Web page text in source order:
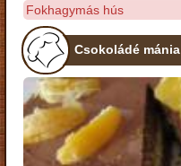
Fokhagymás hús
Csokoládé mánia